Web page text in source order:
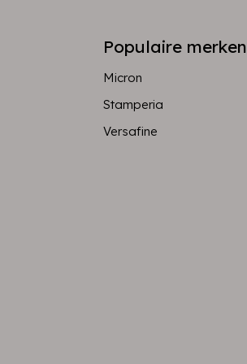
Populaire merken
Micron
Stamperia
Versafine